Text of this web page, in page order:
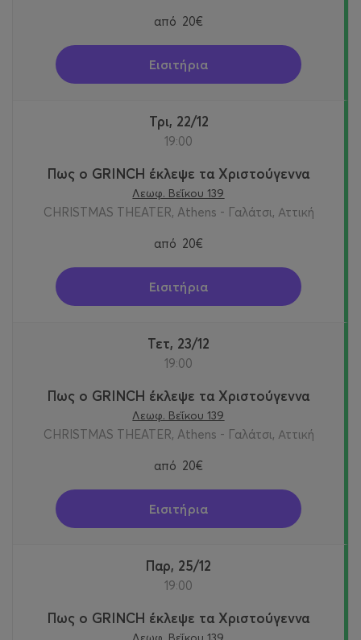
από 20€
Εισιτήρια
Τρι, 22/12
19:00
Πως ο GRINCH έκλεψε τα Χριστούγεννα
Λεωφ. Βεΐκου 139
CHRISTMAS THEATER, Athens - Γαλάτσι, Αττική
από 20€
Εισιτήρια
Τετ, 23/12
19:00
Πως ο GRINCH έκλεψε τα Χριστούγεννα
Λεωφ. Βεΐκου 139
CHRISTMAS THEATER, Athens - Γαλάτσι, Αττική
από 20€
Εισιτήρια
Παρ, 25/12
19:00
Πως ο GRINCH έκλεψε τα Χριστούγεννα